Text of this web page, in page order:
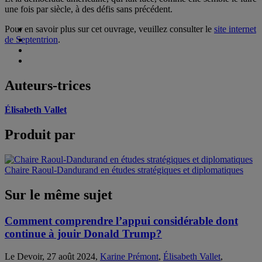
une fois par siècle, à des défis sans précédent.
Pour en savoir plus sur cet ouvrage, veuillez consulter le site internet
de Septentrion.
Auteurs-trices
Élisabeth Vallet
Produit par
Chaire Raoul-Dandurand en études stratégiques et diplomatiques
Sur le même sujet
Comment comprendre l’appui considérable dont
continue à jouir Donald Trump?
Le Devoir, 27 août 2024, Karine Prémont, Élisabeth Vallet,